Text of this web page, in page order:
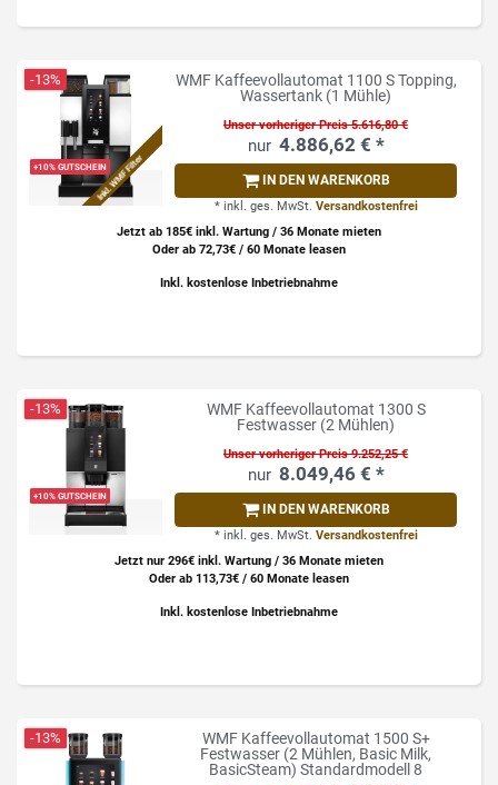
+10% GUTSCHEINInkl. WMF Filter
-13%
WMF Kaffeevollautomat 1100 S Topping,
Wassertank (1 Mühle)
Unser vorheriger Preis 5.616,80 €
4.886,62 € *
IN DEN WARENKORB
* inkl. ges. MwSt. Versandkostenfrei
Jetzt ab 185€ inkl. Wartung / 36 Monate mieten
Oder ab 72,73€ / 60 Monate leasen
Inkl. kostenlose Inbetriebnahme
+10% GUTSCHEIN
-13%
WMF Kaffeevollautomat 1300 S
Festwasser (2 Mühlen)
Unser vorheriger Preis 9.252,25 €
8.049,46 € *
IN DEN WARENKORB
* inkl. ges. MwSt. Versandkostenfrei
Jetzt nur 296€ inkl. Wartung / 36 Monate mieten
Oder ab 113,73€ / 60 Monate leasen
Inkl. kostenlose Inbetriebnahme
-13%
WMF Kaffeevollautomat 1500 S+
Festwasser (2 Mühlen, Basic Milk,
BasicSteam) Standardmodell 8